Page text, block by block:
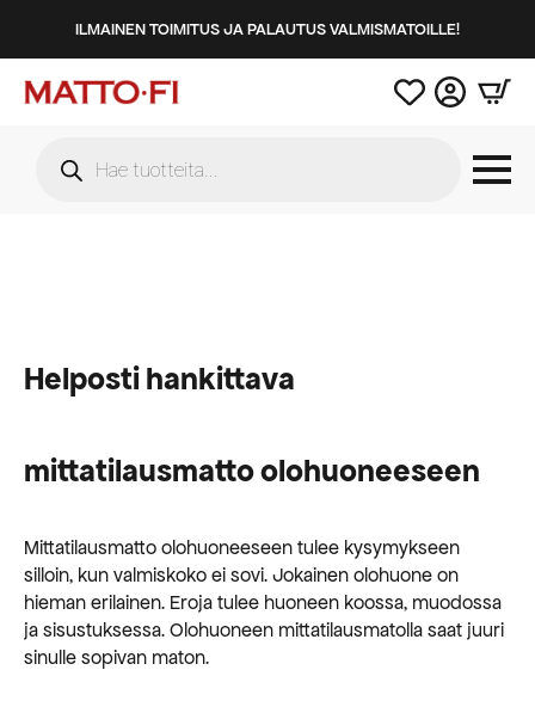
ILMAINEN TOIMITUS JA PALAUTUS VALMISMATOILLE!
search
Helposti hankittava
mittatilausmatto olohuoneeseen
Mittatilausmatto olohuoneeseen tulee kysymykseen
silloin, kun valmiskoko ei sovi. Jokainen olohuone on
hieman erilainen. Eroja tulee huoneen koossa, muodossa
ja sisustuksessa. Olohuoneen mittatilausmatolla saat juuri
sinulle sopivan maton.